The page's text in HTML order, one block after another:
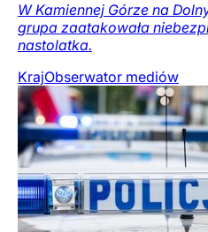
W Kamiennej Górze na
grupa zaatakowała
nastolatka.
KrajObserwator mediów